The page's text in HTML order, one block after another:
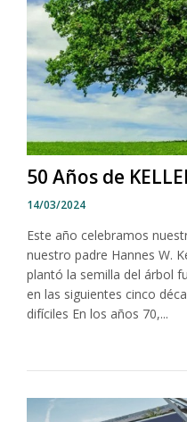
50 Años de
14/03/2024
Este año celebramos
nuestro padre Hannes W.
plantó la semilla del árbol
en las siguientes cinco
difíciles En los años 70,...